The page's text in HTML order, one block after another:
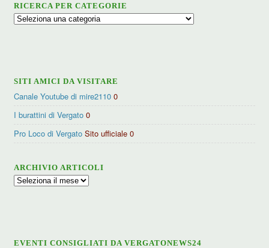
RICERCA PER CATEGORIE
Ricerca
SITI AMICI DA VISITARE
Canale Youtube di mire2110 0
I burattini di Vergato 0
Pro Loco di Vergato Sito ufficiale 0
ARCHIVIO ARTICOLI
Archivio
EVENTI CONSIGLIATI DA VERGATONEWS24